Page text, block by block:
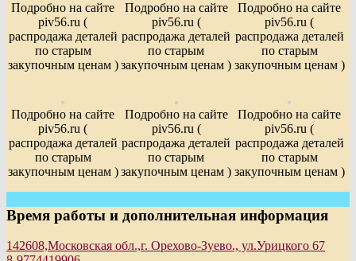
Подробно на сайте
piv56.ru (
распродажа деталей
по старым
закупочным ценам )
Подробно на сайте
piv56.ru (
распродажа деталей
по старым
закупочным ценам )
Подробно на сайте
piv56.ru (
распродажа деталей
по старым
закупочным ценам )
Подробно на сайте
piv56.ru (
распродажа деталей
по старым
закупочным ценам )
Подробно на сайте
piv56.ru (
распродажа деталей
по старым
закупочным ценам )
Подробно на сайте
piv56.ru (
распродажа деталей
по старым
закупочным ценам )
Время работы и дополнительная информация
142608,Московская обл.,г. Орехово-Зуево., ул.Урицкого 67